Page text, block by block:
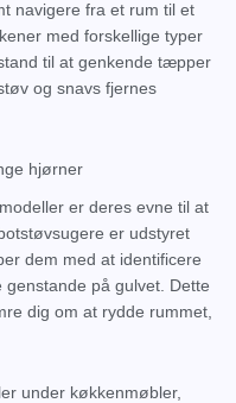
navigere fra et rum til et
med forskellige typer
til at genkende tæpper
og snavs fjernes
hjørner
er deres evne til at
er udstyret
dem med at identificere
på gulvet. Dette
dig om at rydde rummet,
under køkkenmøbler,